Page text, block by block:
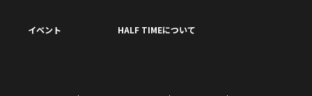
イベント HALF TIMEについて